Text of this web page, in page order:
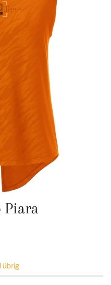
IN DER GALERIEANSICHT
Piara
übrig